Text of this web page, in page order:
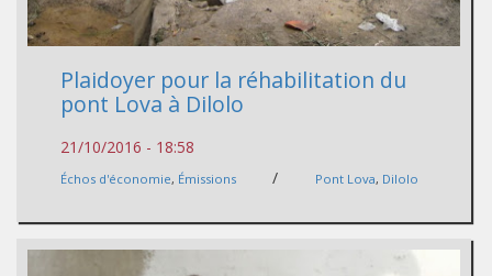
Plaidoyer pour la réhabilitation du
pont Lova à Dilolo
21/10/2016 - 18:58
Échos d'économie, Émissions / Pont Lova, Dilolo